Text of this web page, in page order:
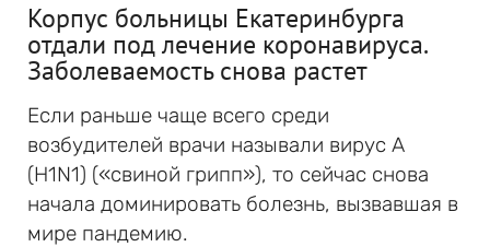
Корпус больницы Екатеринбурга
отдали под лечение коронавируса.
Заболеваемость снова растет
Если раньше чаще всего среди
возбудителей врачи называли вирус А
(Н1N1) («свиной грипп»), то сейчас снова
начала доминировать болезнь, вызвавшая в
мире пандемию.